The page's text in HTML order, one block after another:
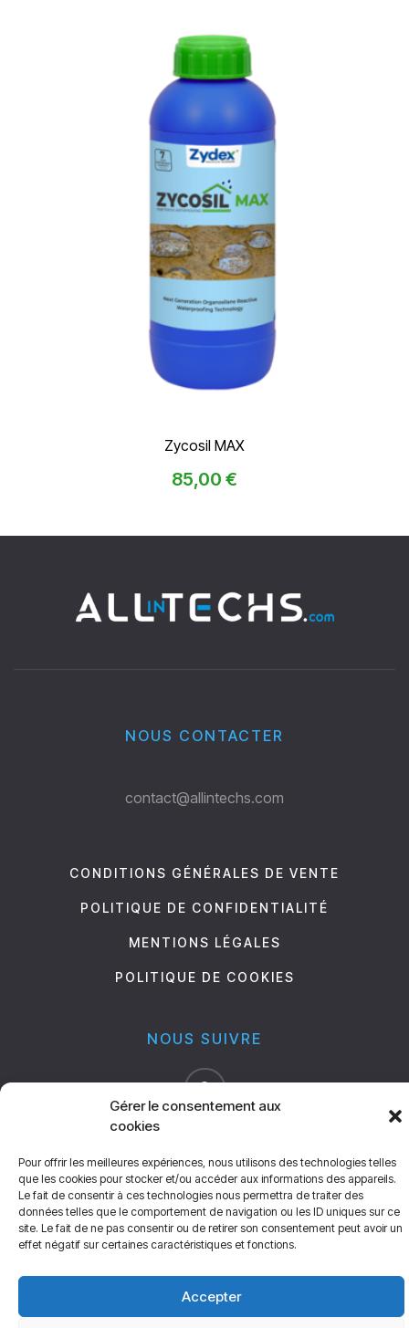
Gérer le consentement aux
cookies
Pour offrir les meilleures expériences, nous utilisons des technologies telles
que les cookies pour stocker et/ou accéder aux informations des appareils.
Le fait de consentir à ces technologies nous permettra de traiter des
données telles que le comportement de navigation ou les ID uniques sur ce
site. Le fait de ne pas consentir ou de retirer son consentement peut avoir un
effet négatif sur certaines caractéristiques et fonctions.
Accepter
Zycosil MAX
85,00 €
NOUS CONTACTER
contact@allintechs.com
CONDITIONS GÉNÉRALES DE VENTE
POLITIQUE DE CONFIDENTIALITÉ
MENTIONS LÉGALES
POLITIQUE DE COOKIES
NOUS SUIVRE
Copyright ©. All Rights Reserved. RéalisationRadius
Design